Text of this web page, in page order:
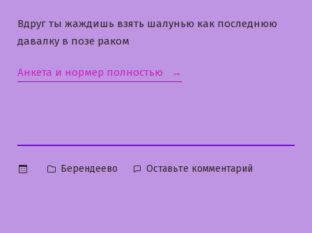
Вдруг ты жаждишь взять шалунью как последнюю
давалку в позе раком
Анкета и нормер полностью «Лерка»
Опубликовано
Берендеево Оставьте комментарий